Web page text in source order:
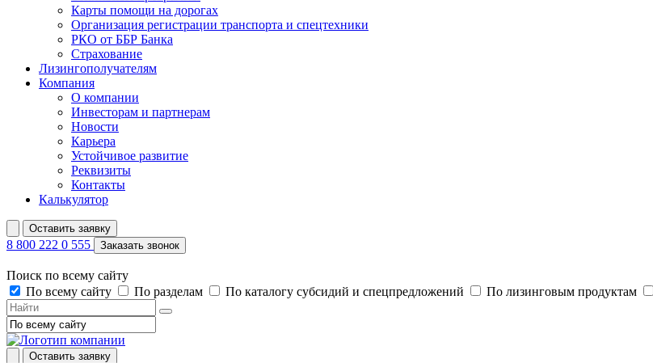
Карты помощи на дорогах
Организация регистрации транспорта и спецтехники
РКО от ББР Банка
Страхование
Лизингополучателям
Компания
О компании
Инвесторам и партнерам
Новости
Карьера
Устойчивое развитие
Реквизиты
Контакты
Калькулятор
Оставить заявку
8 800 222 0 555 Заказать звонок
Поиск по всему сайту
По всему сайту
По разделам По каталогу субсидий и спецпредложений По лизинговым продуктам
Оставить заявку